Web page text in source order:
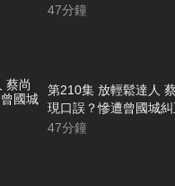
47分鐘
第210集 放輕鬆達人
現口誤？慘遭曾國城糾
47分鐘